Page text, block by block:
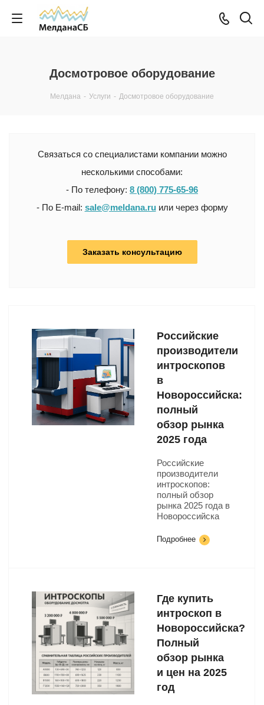
Досмотровое оборудование
Мелдана - Услуги - Досмотровое оборудование
Связаться со специалистами компании можно
несколькими способами:
- По телефону: 8 (800) 775-65-96
- По E-mail: sale@meldana.ruили через форму
Заказать консультацию
Российские
производители
интроскопов
в
Новороссийска:
полный
обзор рынка
2025 года
Российские
производители
интроскопов:
полный обзор
рынка 2025 года в
Новороссийска
Подробнее
Где купить
интроскоп в
Новороссийска?
Полный
обзор рынка
и цен на 2025
год